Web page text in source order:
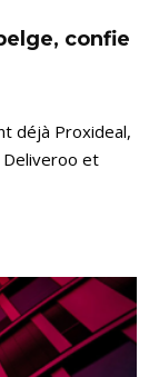
confie
déjà Proxideal,
Deliveroo et